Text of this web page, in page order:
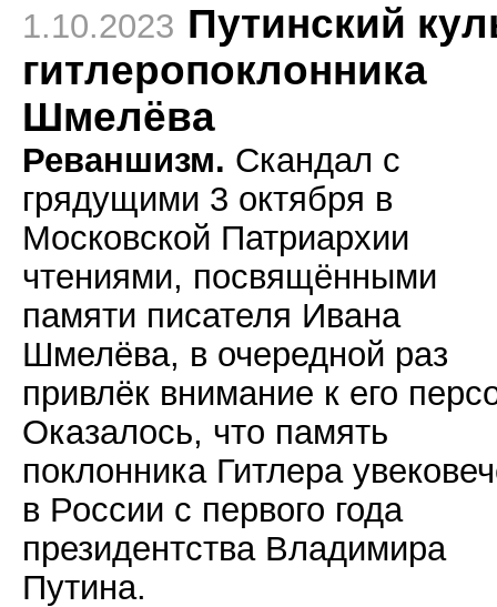
1.10.2023 Путинский
гитлеропоклонника
Шмелёва
Реваншизм. Скандал с
грядущими 3 октября в
Московской Патриархии
чтениями, посвящёнными
памяти писателя Ивана
Шмелёва, в очередной раз
привлёк внимание к его
Оказалось, что память
поклонника Гитлера
в России с первого года
президентства Владимира
Путина.